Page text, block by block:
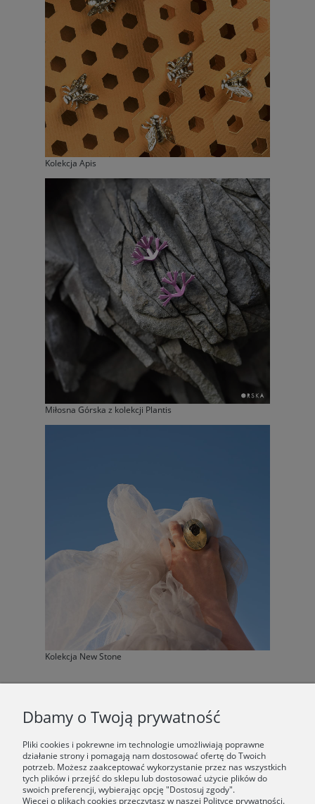
Kolekcja Apis
Miłosna Górska z kolekcji Plantis
Kolekcja New Stone
ŚWIAT ORSKA
Dołącz do nas:
Dbamy o Twoją prywatność
Pliki cookies i pokrewne im technologie umożliwiają poprawne
działanie strony i pomagają nam dostosować ofertę do Twoich
potrzeb. Możesz zaakceptować wykorzystanie przez nas wszystkich
tych plików i przejść do sklepu lub dostosować użycie plików do
swoich preferencji, wybierając opcję "Dostosuj zgody".
Więcej o plikach cookies przeczytasz w naszej Polityce prywatności.